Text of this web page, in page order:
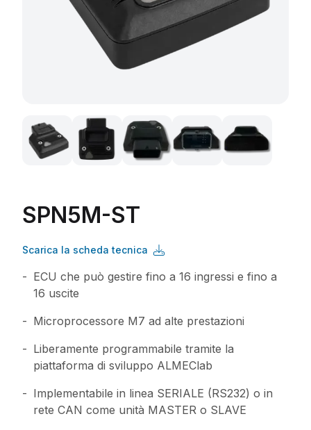
SPN5M-ST
Scarica la scheda tecnica
ECU che può gestire fino a 16 ingressi e fino a
16 uscite
Microprocessore M7 ad alte prestazioni
Liberamente programmabile tramite la
piattaforma di sviluppo ALMEClab
Implementabile in linea SERIALE (RS232) o in
rete CAN come unità MASTER o SLAVE